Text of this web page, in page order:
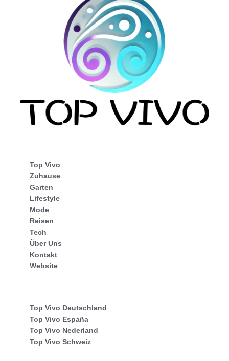
Top Vivo
Zuhause
Garten
Lifestyle
Mode
Reisen
Tech
Über Uns
Kontakt
Website
Top Vivo Deutschland
Top Vivo España
Top Vivo Nederland
Top Vivo Schweiz